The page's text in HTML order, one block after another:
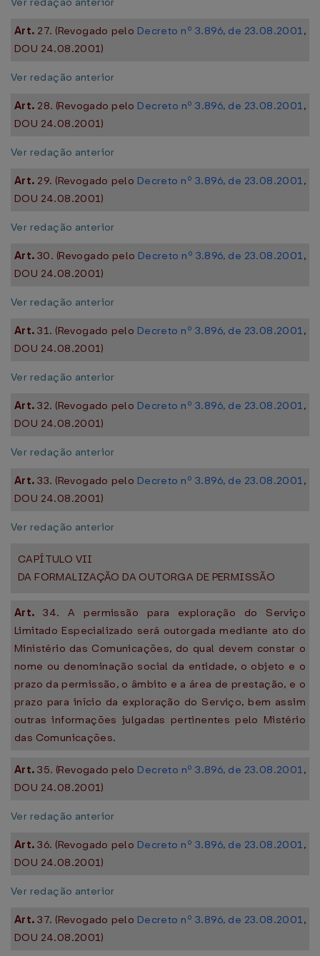
Art. 27. (Revogado pelo Decreto nº 3.896, de 23.08.2001,
DOU 24.08.2001)
Ver redação anterior
Art. 28. (Revogado pelo Decreto nº 3.896, de 23.08.2001,
DOU 24.08.2001)
Ver redação anterior
Art. 29. (Revogado pelo Decreto nº 3.896, de 23.08.2001,
DOU 24.08.2001)
Ver redação anterior
Art.30. (Revogado pelo Decreto nº 3.896, de 23.08.2001,
DOU 24.08.2001)
Ver redação anterior
Art.31. (Revogado pelo Decreto nº 3.896, de 23.08.2001,
DOU 24.08.2001)
Ver redação anterior
Art.32. (Revogado pelo Decreto nº 3.896, de 23.08.2001,
DOU 24.08.2001)
Ver redação anterior
Art.33. (Revogado pelo Decreto nº 3.896, de 23.08.2001,
DOU 24.08.2001)
Ver redação anterior
CAPÍTULO VII
DA FORMALIZAÇÃO DA OUTORGA DE PERMISSÃO
Art.34. A permissão para exploração do Serviço
Limitado Especializado será outorgada mediante ato do
Ministério das Comunicações, do qual devem constar o
nome ou denominação social da entidade, o objeto e o
prazo da permissão, o âmbito e a área de prestação, e o
prazo para início da exploração do Serviço, bem assim
outras informações julgadas pertinentes pelo Mistério
das Comunicações.
Art.35. (Revogado pelo Decreto nº 3.896, de 23.08.2001,
DOU 24.08.2001)
Ver redação anterior
Art.36. (Revogado pelo Decreto nº 3.896, de 23.08.2001,
DOU 24.08.2001)
Ver redação anterior
Art.37. (Revogado pelo Decreto nº 3.896, de 23.08.2001,
DOU 24.08.2001)